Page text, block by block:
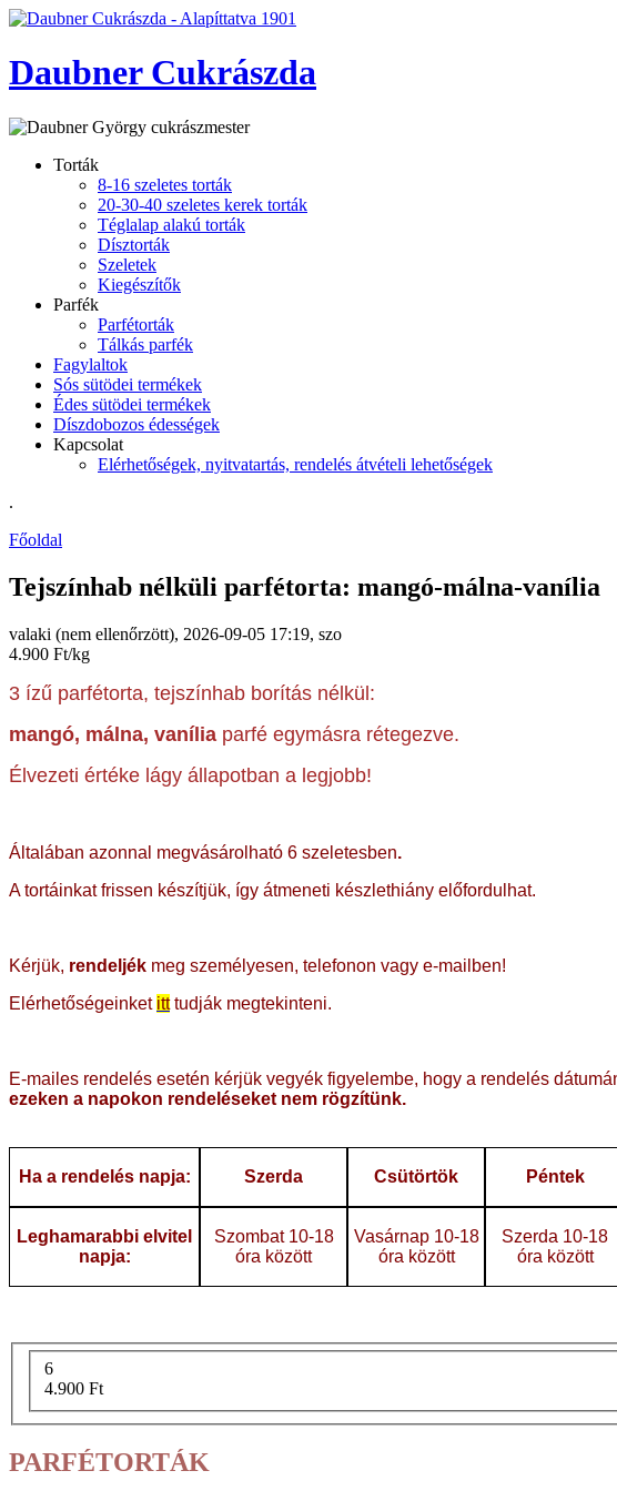
Daubner Cukrászda
Torták
8-16 szeletes torták
20-30-40 szeletes kerek torták
Téglalap alakú torták
Dísztorták
Szeletek
Kiegészítők
Parfék
Parfétorták
Tálkás parfék
Fagylaltok
Sós sütödei termékek
Édes sütödei termékek
Díszdobozos édességek
Kapcsolat
Elérhetőségek, nyitvatartás, rendelés átvételi lehetőségek
.
Főoldal
Tejszínhab nélküli parfétorta: mangó-málna-vanília
valaki (nem ellenőrzött), 2026-09-05 17:19, szo
4.900 Ft/kg
3 ízű parfétorta, tejszínhab borítás nélkül:
mangó, málna, vanília parfé egymásra rétegezve.
Élvezeti értéke lágy állapotban a legjobb!
Általában azonnal megvásárolható 6 szeletesben.
A tortáinkat frissen készítjük, így átmeneti készlethiány előfordulhat.
Kérjük, rendeljék meg személyesen, telefonon vagy e-mailben!
Elérhetőségeinket itttudják megtekinteni.
E-mailes rendelés esetén kérjük vegyék figyelembe, hogy a rendelés
ezeken a napokon rendeléseket nem rögzítünk.
Ha a rendelés napja: Szerda Csütörtök Péntek
Leghamarabbi elvitel
napja:
Szombat 10-18
óra között
Vasárnap 10-18
óra között
Szerda 10-18
óra között
6
4.900 Ft
PARFÉTORTÁK